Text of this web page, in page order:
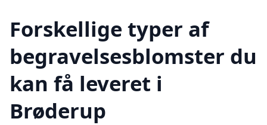
Forskellige typer af
begravelsesblomster du
kan få leveret i
Brøderup